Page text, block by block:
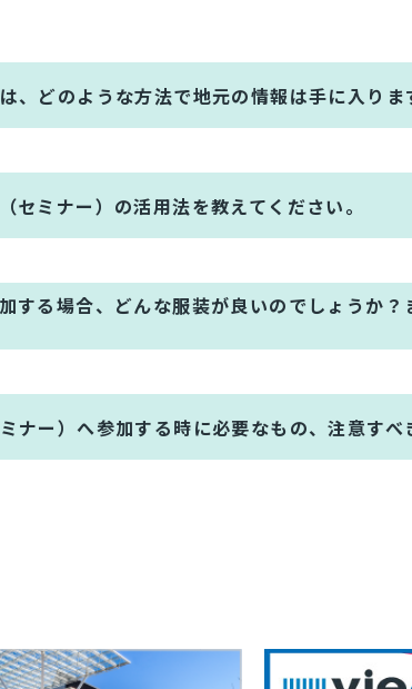
、どのような方法で地元の情報は手に入りま
セミナー）の活用法を教えてください。
する場合、どんな服装が良いのでしょうか
ナー）へ参加する時に必要なもの、注意すべ